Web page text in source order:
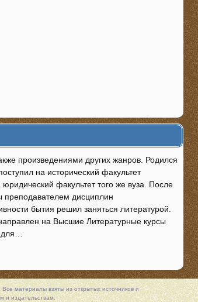
произведениями других жанров. Родился
на исторический факультет
факультет того же вуза. После
преподавателем дисциплин
бытия решил заняться литературой.
на Высшие Литературные курсы
материалы взяты из открытых источников и
и издательствам.